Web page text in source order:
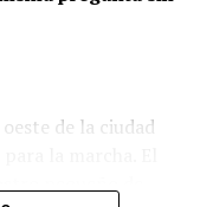
de (no)
de la ciudad